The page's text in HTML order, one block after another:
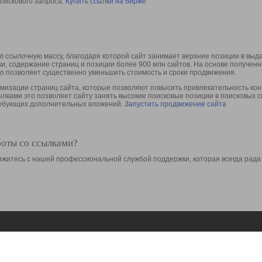
массу, благодаря которой сайт занимает верхние позиции в
содержание страниц и позиции более 900 млн сайтов. На основе
существенно уменьшить стоимость и сроки продвижения.
страниц сайта, которые позволяют повысить привлекательность
это позволяет сайту занять высокие поисковые позиции в поисковых
дополнительных вложений. Запустить продвижение сайта
со ссылками?
с нашей профессиональной службой поддержки, которая всегда